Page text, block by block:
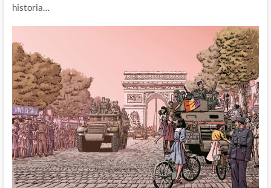
historia…